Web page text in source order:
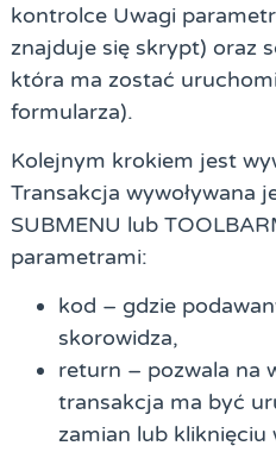
kontrolce Uwagi
znajduje się skrypt) oraz
która ma zostać
formularza).
Kolejnym krokiem jest
Transakcja wywoływana
SUBMENU lub
parametrami:
kod – gdzie
skorowidza,
return – pozwala na
transakcja ma być
zamian lub kliknięciu